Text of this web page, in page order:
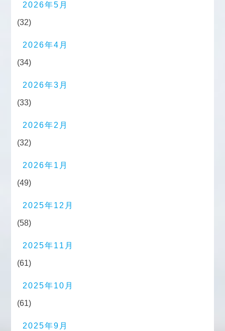
2026年5月
(32)
2026年4月
(34)
2026年3月
(33)
2026年2月
(32)
2026年1月
(49)
2025年12月
(58)
2025年11月
(61)
2025年10月
(61)
2025年9月